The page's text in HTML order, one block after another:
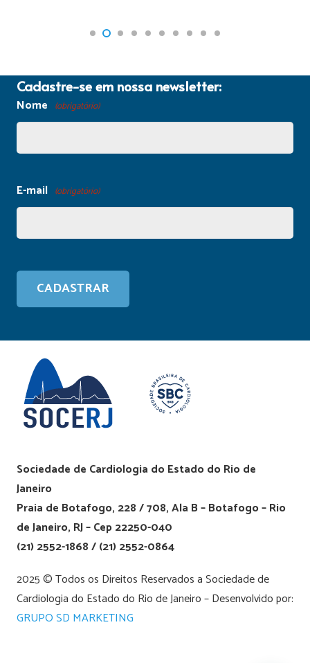
Cadastre-se em nossa newsletter:
Nome (obrigatório)
E-mail (obrigatório)
Sociedade de Cardiologia do Estado do Rio de
Janeiro
Praia de Botafogo, 228 / 708, Ala B – Botafogo – Rio
de Janeiro, RJ – Cep 22250-040
(21) 2552-1868 / (21) 2552-0864
2025 © Todos os Direitos Reservados a Sociedade de
Cardiologia do Estado do Rio de Janeiro – Desenvolvido por:
GRUPO SD MARKETING